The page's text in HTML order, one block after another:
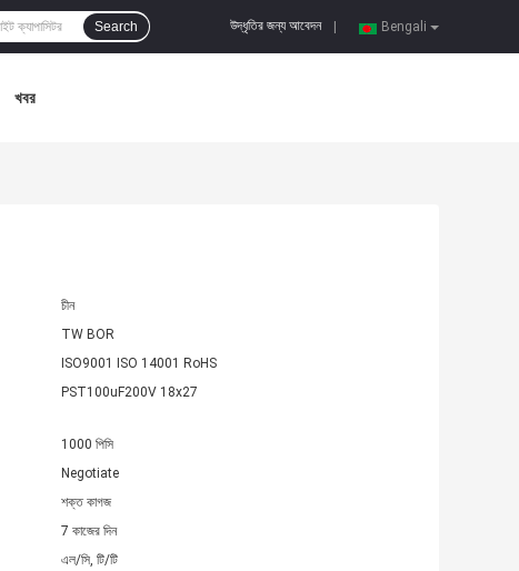
Bengali
উদ্ধৃতির জন্য আবেদন
Search
খবর
চীন
TW BOR
ISO9001 ISO 14001 RoHS
PST100uF200V 18x27
1000 পিসি
Negotiate
শক্ত কাগজ
7 কাজের দিন
এল/সি, টি/টি